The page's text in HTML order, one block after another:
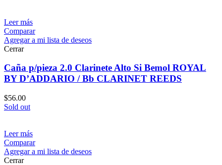
Leer más
Comparar
Agregar a mi lista de deseos
Cerrar
Caña p/pieza 2.0 Clarinete Alto Si Bemol ROYAL
BY D’ADDARIO / Bb CLARINET REEDS
$56.00
Sold out
Leer más
Comparar
Agregar a mi lista de deseos
Cerrar